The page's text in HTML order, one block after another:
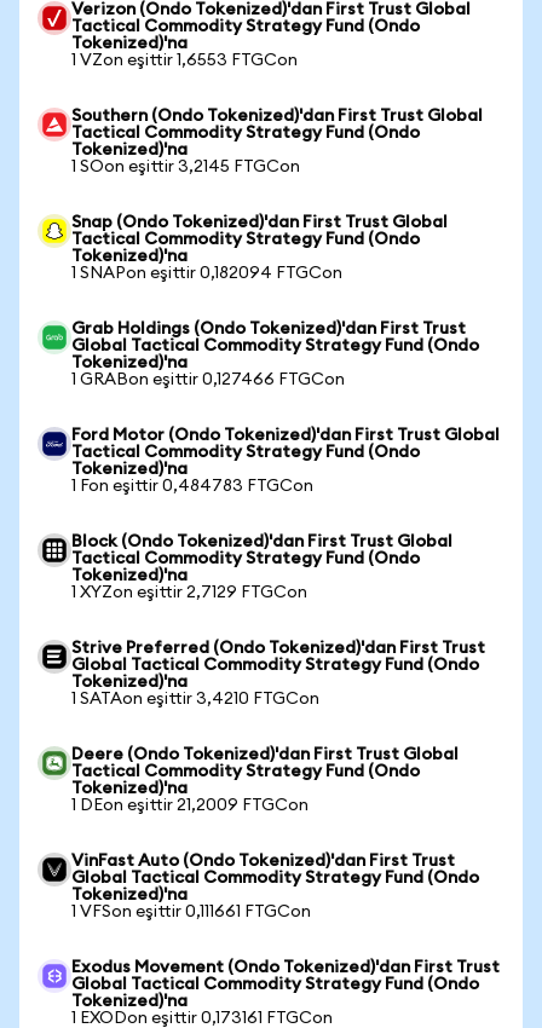
Verizon (Ondo Tokenized)'dan First Trust Global
Tactical Commodity Strategy Fund (Ondo
Tokenized)'na
1 VZon eşittir 1,6553 FTGCon
Southern (Ondo Tokenized)'dan First Trust Global
Tactical Commodity Strategy Fund (Ondo
Tokenized)'na
1 SOon eşittir 3,2145 FTGCon
Snap (Ondo Tokenized)'dan First Trust Global
Tactical Commodity Strategy Fund (Ondo
Tokenized)'na
1 SNAPon eşittir 0,182094 FTGCon
Grab Holdings (Ondo Tokenized)'dan First Trust
Global Tactical Commodity Strategy Fund (Ondo
Tokenized)'na
1 GRABon eşittir 0,127466 FTGCon
Ford Motor (Ondo Tokenized)'dan First Trust Global
Tactical Commodity Strategy Fund (Ondo
Tokenized)'na
1 Fon eşittir 0,484783 FTGCon
Block (Ondo Tokenized)'dan First Trust Global
Tactical Commodity Strategy Fund (Ondo
Tokenized)'na
1 XYZon eşittir 2,7129 FTGCon
Strive Preferred (Ondo Tokenized)'dan First Trust
Global Tactical Commodity Strategy Fund (Ondo
Tokenized)'na
1 SATAon eşittir 3,4210 FTGCon
Deere (Ondo Tokenized)'dan First Trust Global
Tactical Commodity Strategy Fund (Ondo
Tokenized)'na
1 DEon eşittir 21,2009 FTGCon
VinFast Auto (Ondo Tokenized)'dan First Trust
Global Tactical Commodity Strategy Fund (Ondo
Tokenized)'na
1 VFSon eşittir 0,111661 FTGCon
Exodus Movement (Ondo Tokenized)'dan First Trust
Global Tactical Commodity Strategy Fund (Ondo
Tokenized)'na
1 EXODon eşittir 0,173161 FTGCon